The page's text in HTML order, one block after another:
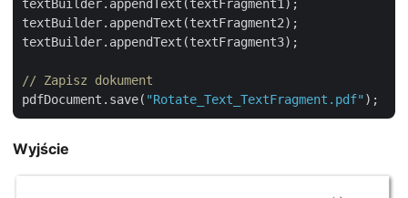
textBuilder.appendText(textFragment1);
textBuilder.appendText(textFragment2);
textBuilder.appendText(textFragment3);
// Zapisz dokument
pdfDocument.save( "Rotate_Text_TextFragment.pdf"
Wyjście